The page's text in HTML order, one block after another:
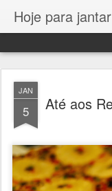
Hoje para
JAN
5 Até aos